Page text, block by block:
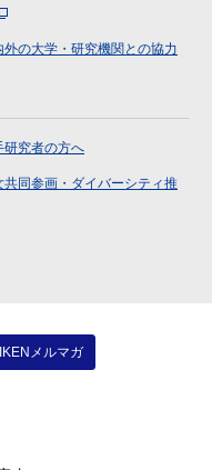
外の大学・研究機関との協力
研究者の方へ
共同参画・ダイバーシティ推
メルマガ